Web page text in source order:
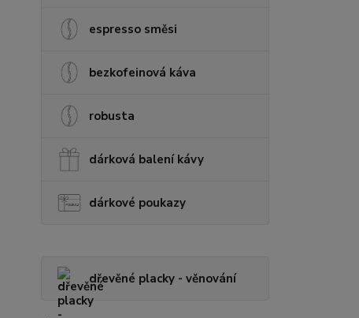
espresso směsi
bezkofeinová káva
robusta
dárková balení kávy
dárkové poukazy
dřevěné placky - věnování